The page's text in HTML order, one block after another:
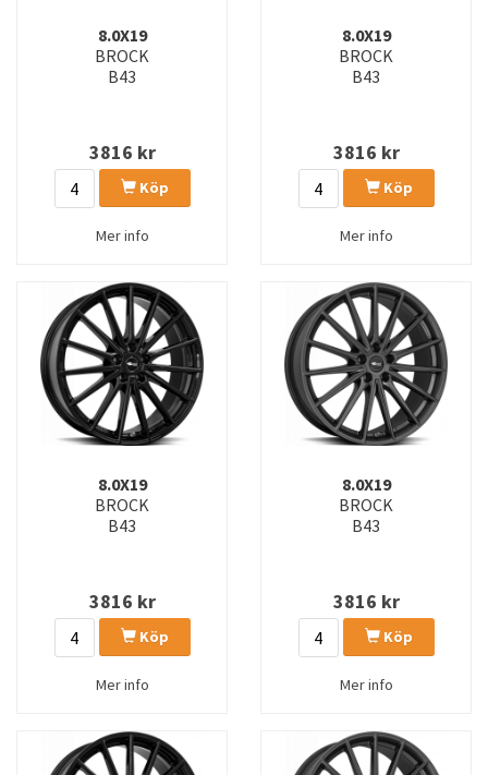
8.0X19
BROCK
B43
3816 kr
Köp
Mer info
8.0X19
BROCK
B43
3816 kr
Köp
Mer info
8.0X19
BROCK
B43
3816 kr
Köp
Mer info
8.0X19
BROCK
B43
3816 kr
Köp
Mer info